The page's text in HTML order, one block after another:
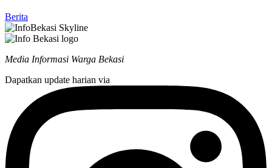
Berita
Media Informasi Warga Bekasi
Dapatkan update harian via